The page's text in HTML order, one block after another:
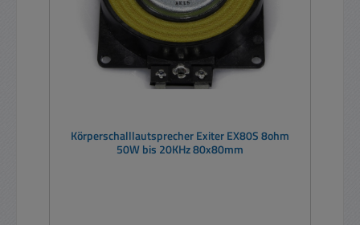
Körperschalllautsprecher Exiter EX80S 8ohm
50W bis 20KHz 80x80mm